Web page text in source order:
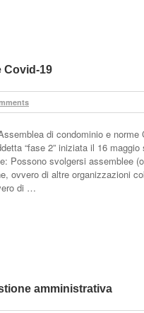
Covid-19
di condominio e norme
“fase 2” iniziata il 16
Possono svolgersi assemblee
ovvero di altre organizzazioni
di …
amministrativa